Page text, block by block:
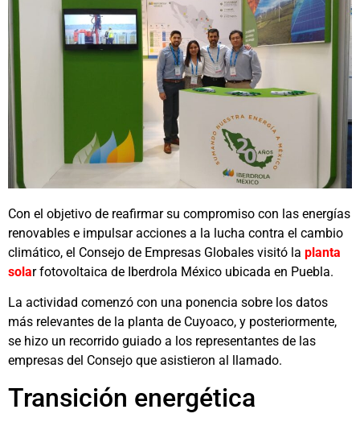
Con el objetivo de reafirmar su compromiso con las energías
renovables e impulsar acciones a la lucha contra el cambio
climático, el Consejo de Empresas Globales visitó la planta
solar fotovoltaica de Iberdrola México ubicada en Puebla.
La actividad comenzó con una ponencia sobre los datos
más relevantes de la planta de Cuyoaco, y posteriormente,
se hizo un recorrido guiado a los representantes de las
empresas del Consejo que asistieron al llamado.
Transición energética